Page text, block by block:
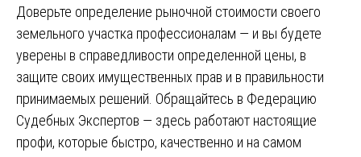
Доверьте определение рыночной стоимости своего
земельного участка профессионалам — и вы будете
уверены в справедливости определенной цены, в
защите своих имущественных прав и в правильности
принимаемых решений. Обращайтесь в Федерацию
Судебных Экспертов — здесь работают настоящие
профи, которые быстро, качественно и на самом